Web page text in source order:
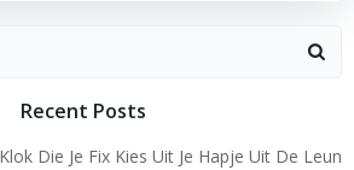
Recent Posts
Die Je Fix Kies Uit Je Hapje Uit De Leun